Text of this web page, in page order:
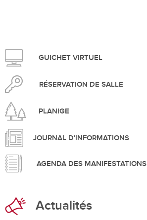
GUICHET VIRTUEL
RÉSERVATION DE SALLE
PLANIGE
JOURNAL D'INFORMATIONS
AGENDA DES MANIFESTATIONS
Actualités